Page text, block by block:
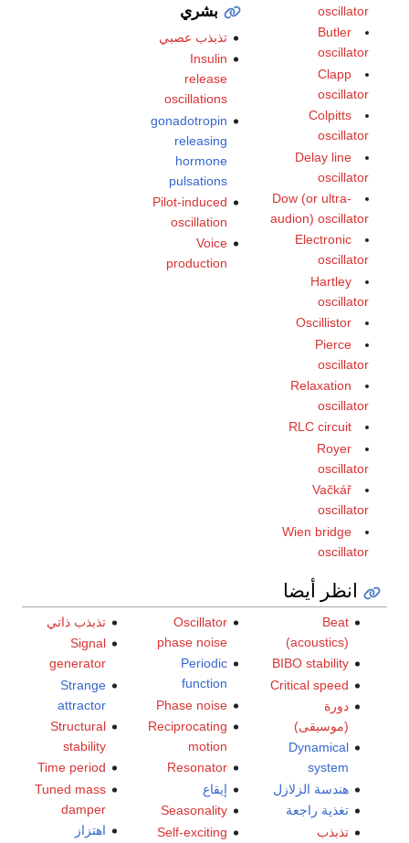
oscillator
Butler
oscillator
Clapp
oscillator
Colpitts
oscillator
Delay line
oscillator
Dow (or ultra-
audion) oscillator
Electronic
oscillator
Hartley
oscillator
Oscillistor
Pierce
oscillator
Relaxation
oscillator
RLC circuit
Royer
oscillator
Vačkář
oscillator
Wien bridge
oscillator
بشري
تذبذب عصبي
Insulin
release
oscillations
gonadotropin
releasing
hormone
pulsations
Pilot-induced
oscillation
Voice
production
انظر أيضا
Beat
(acoustics)
BIBO stability
Critical speed
دورة
(موسيقى)
Dynamical
system
هندسة الزلازل
تغذية راجعة
تذبذب
Oscillator
phase noise
Periodic
function
Phase noise
Reciprocating
motion
Resonator
إيقاع
Seasonality
Self-exciting
تذبذب ذاتي
Signal
generator
Strange
attractor
Structural
stability
Time period
Tuned mass
damper
اهتزاز